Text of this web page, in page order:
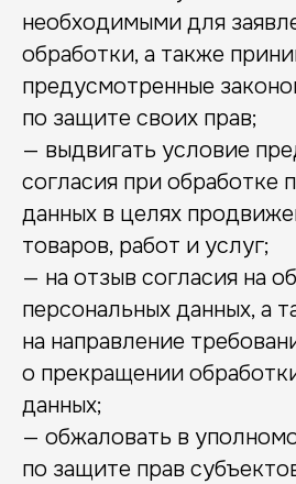
необходимыми для
обработки, а также
предусмотренные
по защите своих прав;
— выдвигать условие
согласия при обработке
данных в целях
товаров, работ и услуг;
— на отзыв согласия на
персональных данных, а
на направление
о прекращении
данных;
— обжаловать в
по защите прав